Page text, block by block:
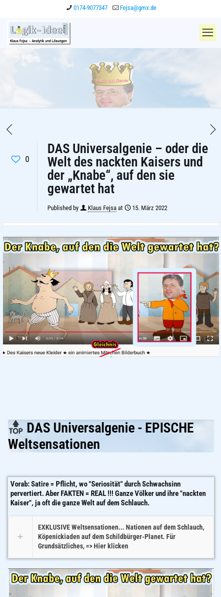
0174-9077347 Fejsa@gmx.de
0
DAS Universalgenie – oder die
Welt des nackten Kaisers und
der „Knabe“, auf den sie
gewartet hat
Published by Klaus Fejsa at 15. März 2022
DAS Universalgenie - EPISCHE
Weltsensationen
Vorab: Satire = Pflicht, wo "Seriosität" durch Schwachsinn
pervertiert. Aber FAKTEN = REAL !!! Ganze Völker und ihre "nackten
Kaiser", ja oft die ganze Welt auf dem Schlauch.
EXKLUSIVE Weltsensationen... Nationen auf dem Schlauch,
Köpenickiaden auf dem Schildbürger-Planet. Für
Grundsätzliches, => Hier klicken